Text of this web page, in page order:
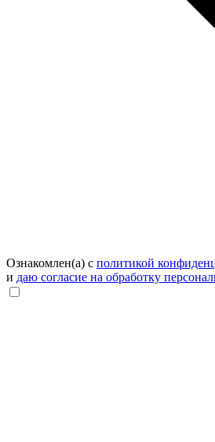
Ознакомлен(а) с политикой
и даю согласие на обработку